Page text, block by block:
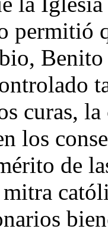
permitió
curas,
los
de